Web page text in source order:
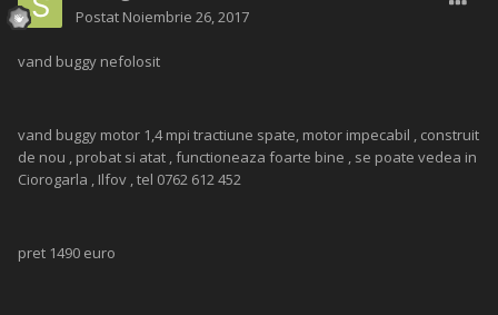
Postat Noiembrie 26, 2017
vand buggy nefolosit
vand buggy motor 1,4 mpi tractiune spate, motor impecabil , construit
de nou , probat si atat , functioneaza foarte bine , se poate vedea in
Ciorogarla , Ilfov , tel 0762 612 452
pret 1490 euro